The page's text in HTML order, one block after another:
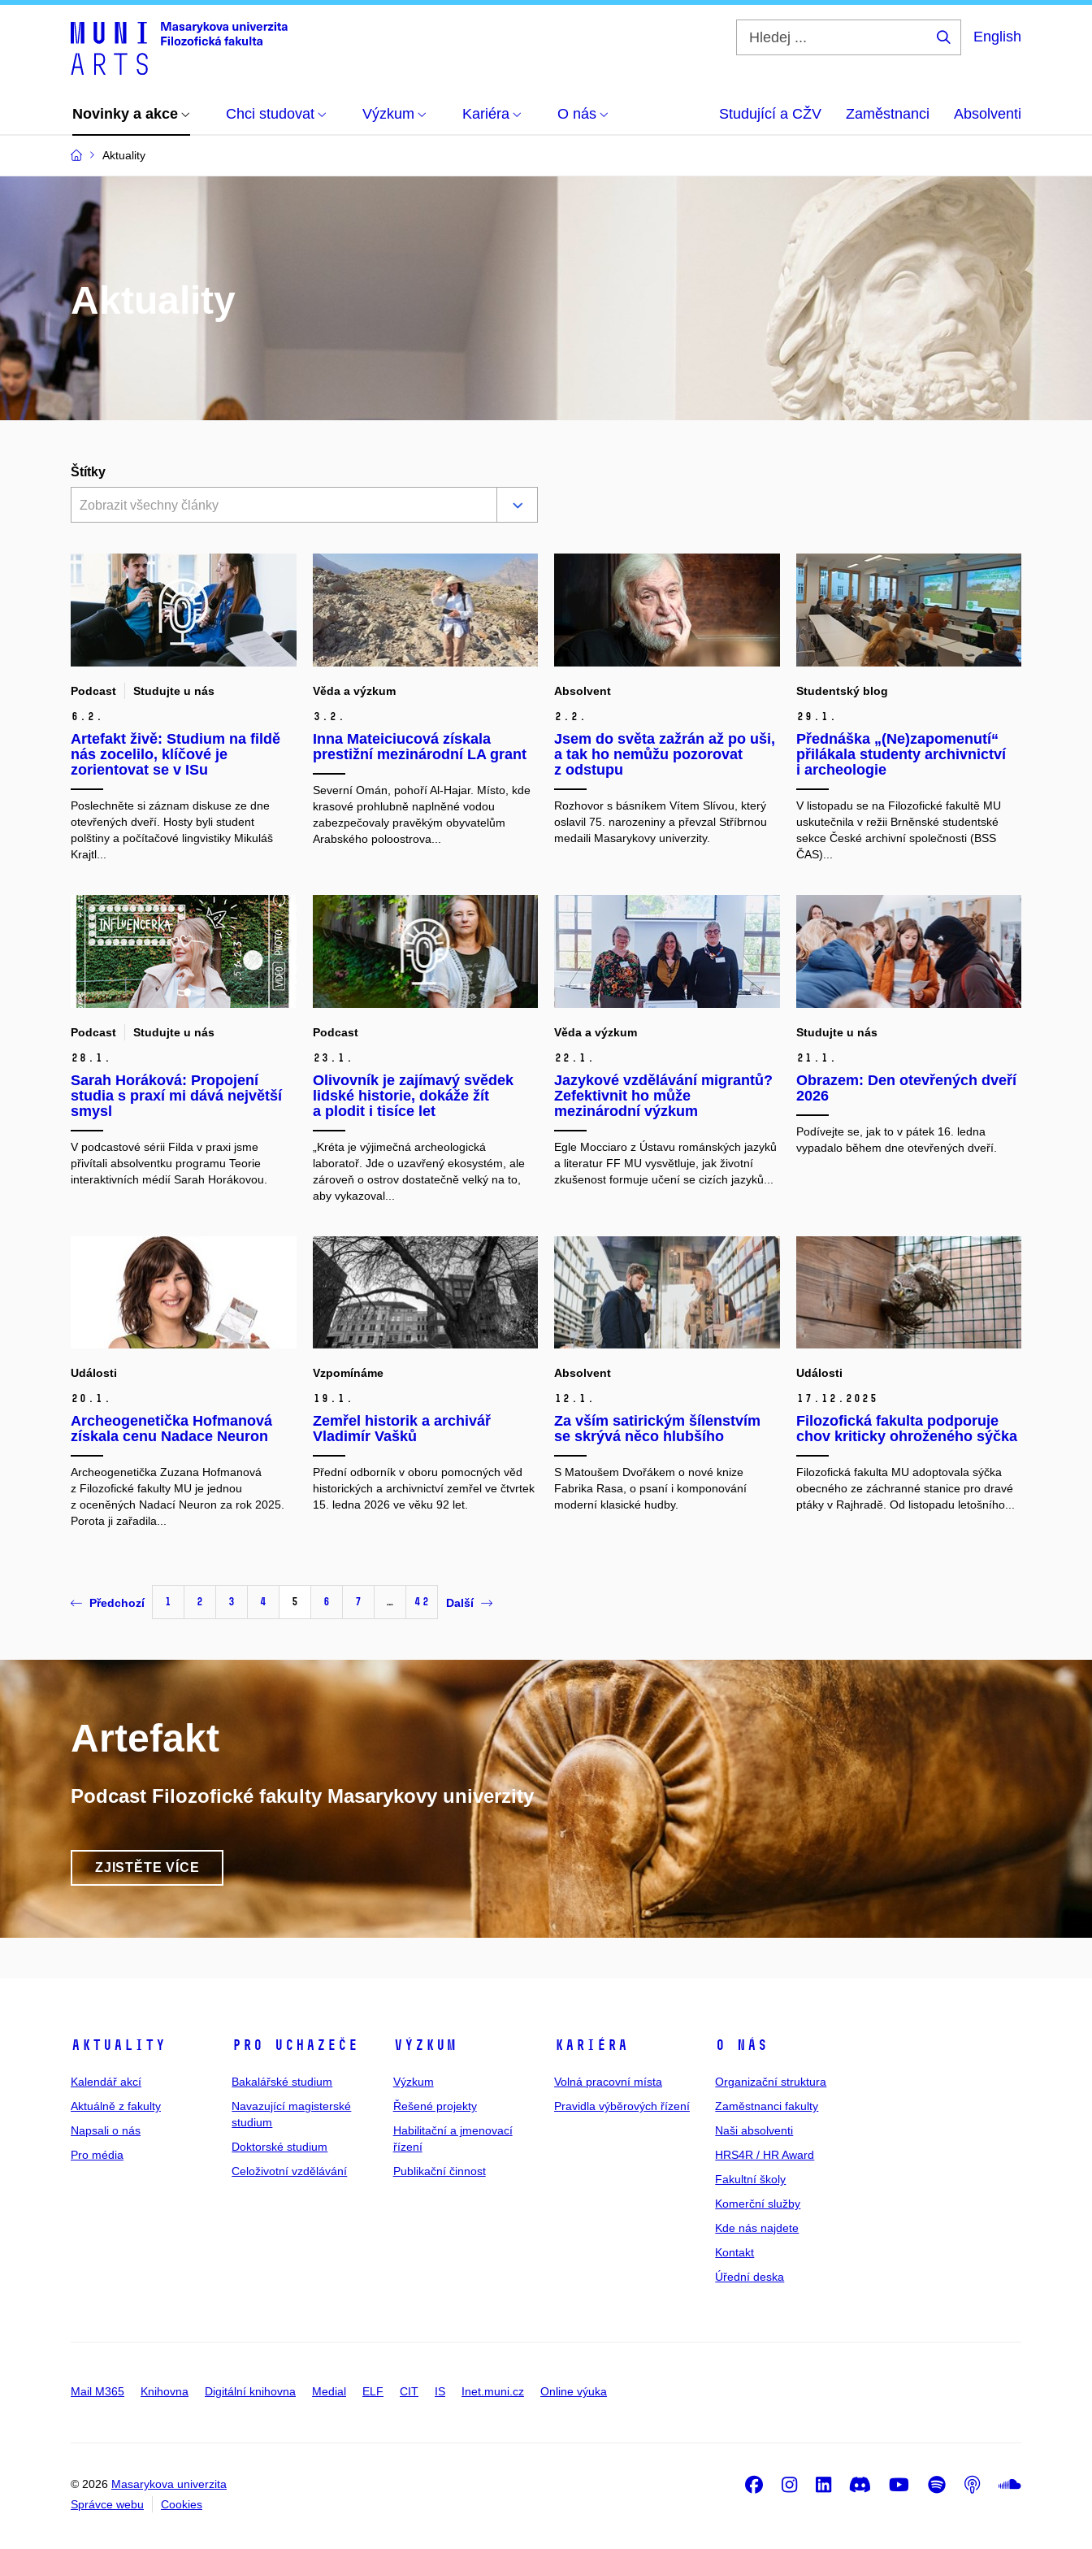
English
Novinky a akce Chci studovat Výzkum Kariéra O nás Studující a CŽV Zaměstnanci Absolventi
Aktuality
Aktuality
Štítky
Zobrazit všechny články
Podcast Studujte u nás
6. 2.
Artefakt živě: Studium na fildě
nás zocelilo, klíčové je
zorientovat se v ISu
Poslechněte si záznam diskuse ze dne
otevřených dveří. Hosty byli student
polštiny a počítačové lingvistiky Mikuláš
Krajtl...
Věda a výzkum
3. 2.
Inna Mateiciucová získala
prestižní mezinárodní LA grant
Severní Omán, pohoří Al-Hajar. Místo, kde
krasové prohlubně naplněné vodou
zabezpečovaly pravěkým obyvatelům
Arabského poloostrova...
Absolvent
2. 2.
Jsem do světa zažrán až po uši,
a tak ho nemůžu pozorovat
z odstupu
Rozhovor s básníkem Vítem Slívou, který
oslavil 75. narozeniny a převzal Stříbrnou
medaili Masarykovy univerzity.
Studentský blog
29. 1.
Přednáška „(Ne)zapomenutí“
přilákala studenty archivnictví
i archeologie
V listopadu se na Filozofické fakultě MU
uskutečnila v režii Brněnské studentské
sekce České archivní společnosti (BSS
ČAS)...
Podcast Studujte u nás
28. 1.
Sarah Horáková: Propojení
studia s praxí mi dává největší
smysl
V podcastové sérii Filda v praxi jsme
přivítali absolventku programu Teorie
interaktivních médií Sarah Horákovou.
Podcast
23. 1.
Olivovník je zajímavý svědek
lidské historie, dokáže žít
a plodit i tisíce let
„Kréta je výjimečná archeologická
laboratoř. Jde o uzavřený ekosystém, ale
zároveň o ostrov dostatečně velký na to,
aby vykazoval...
Věda a výzkum
22. 1.
Jazykové vzdělávání migrantů?
Zefektivnit ho může
mezinárodní výzkum
Egle Mocciaro z Ústavu románských jazyků
a literatur FF MU vysvětluje, jak životní
zkušenost formuje učení se cizích jazyků...
Studujte u nás
21. 1.
Obrazem: Den otevřených dveří
2026
Podívejte se, jak to v pátek 16. ledna
vypadalo během dne otevřených dveří.
Události
20. 1.
Archeogenetička Hofmanová
získala cenu Nadace Neuron
Archeogenetička Zuzana Hofmanová
z Filozofické fakulty MU je jednou
z oceněných Nadací Neuron za rok 2025.
Porota ji zařadila...
Vzpomínáme
19. 1.
Zemřel historik a archivář
Vladimír Vašků
Přední odborník v oboru pomocných věd
historických a archivnictví zemřel ve čtvrtek
15. ledna 2026 ve věku 92 let.
Absolvent
12. 1.
Za vším satirickým šílenstvím
se skrývá něco hlubšího
S Matoušem Dvořákem o nové knize
Fabrika Rasa, o psaní i komponování
moderní klasické hudby.
Události
17. 12. 2025
Filozofická fakulta podporuje
chov kriticky ohroženého sýčka
Filozofická fakulta MU adoptovala sýčka
obecného ze záchranné stanice pro dravé
ptáky v Rajhradě. Od listopadu letošního...
Předchozí 1 2 3 4 5 6 7 … 42 Další
Artefakt
Podcast Filozofické fakulty Masarykovy univerzity
ZJISTĚTE VÍCE
Aktuality
Kalendář akcí
Aktuálně z fakulty
Napsali o nás
Pro média
Pro uchazeče
Bakalářské studium
Navazující magisterské
studium
Doktorské studium
Celoživotní vzdělávání
Výzkum
Výzkum
Řešené projekty
Habilitační a jmenovací
řízení
Publikační činnost
Kariéra
Volná pracovní místa
Pravidla výběrových řízení
O nás
Organizační struktura
Zaměstnanci fakulty
Naši absolventi
HRS4R / HR Award
Fakultní školy
Komerční služby
Kde nás najdete
Kontakt
Úřední deska
Mail M365 Knihovna Digitální knihovna Medial ELF CIT IS Inet.muni.cz Online výuka
© 2026 Masarykova univerzita
Správce webu
Cookies
Facebook
Instagram
LinkedIn
DiscordYoutube
Spotify
Podcast